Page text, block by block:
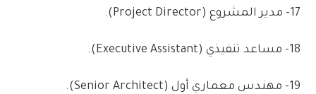
17- مدير المشروع (
Project Director
)
.
18- مساعد تنفيذي (
Executive Assistant
)
.
19- مهندس معماري أول (
Senior Architect
)
.